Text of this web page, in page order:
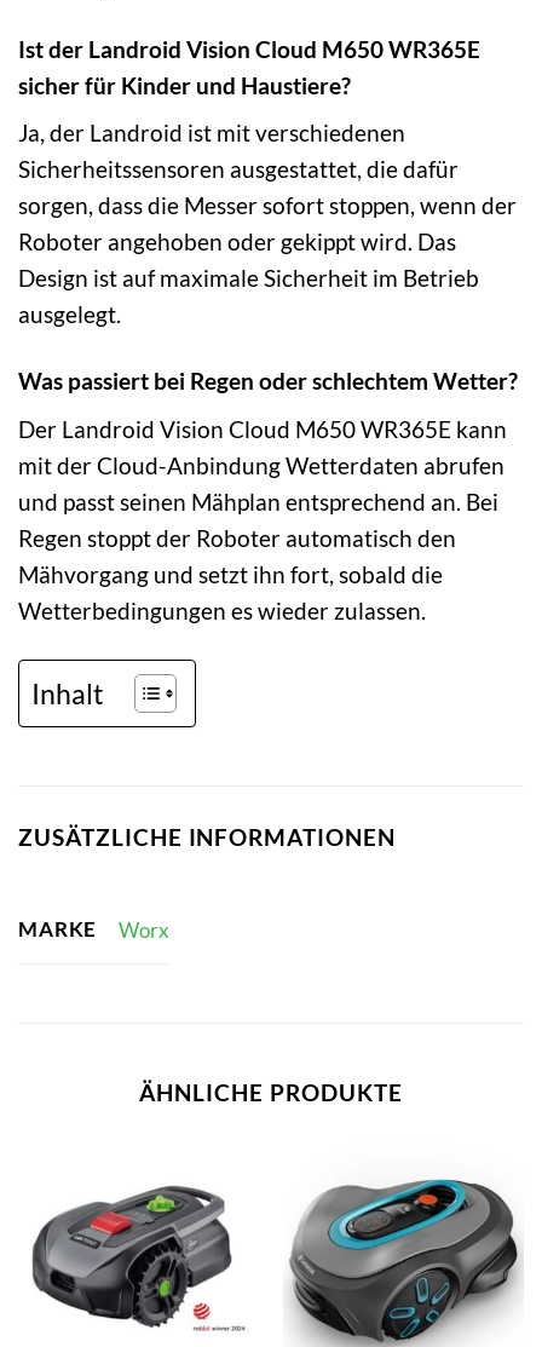
Ist der Landroid Vision Cloud M650 WR365E
sicher für Kinder und Haustiere?
Ja, der Landroid ist mit verschiedenen
Sicherheitssensoren ausgestattet, die dafür
sorgen, dass die Messer sofort stoppen, wenn der
Roboter angehoben oder gekippt wird. Das
Design ist auf maximale Sicherheit im Betrieb
ausgelegt.
Was passiert bei Regen oder schlechtem Wetter?
Der Landroid Vision Cloud M650 WR365E kann
mit der Cloud-Anbindung Wetterdaten abrufen
und passt seinen Mähplan entsprechend an. Bei
Regen stoppt der Roboter automatisch den
Mähvorgang und setzt ihn fort, sobald die
Wetterbedingungen es wieder zulassen.
Inhalt
ZUSÄTZLICHE INFORMATIONEN
MARKE Worx
ÄHNLICHE PRODUKTE